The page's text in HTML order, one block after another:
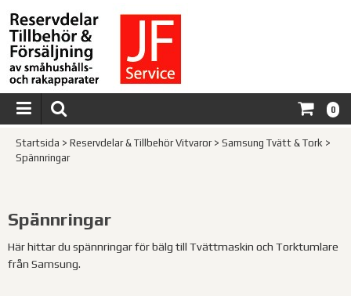
0
Startsida > Reservdelar & Tillbehör Vitvaror> Samsung Tvätt & Tork >
Spännringar
Spännringar
Här hittar du spännringar för bälg till Tvättmaskin och Torktumlare
från Samsung.